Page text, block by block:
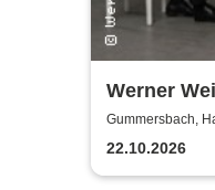
Werner
Horn
Gummersbach,
22.10.2026